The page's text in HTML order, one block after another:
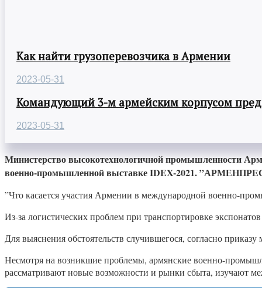
Как найти грузоперевозчика в Армении
2023-05-31
Командующий 3-м армейским корпусом
2023-05-31
Министерство высокотехнологичной промышленности
военно-промышленной выставке IDEX-2021.
”Что касается участия Армении в международной военно-
Из-за логистических проблем при транспортировке
Для выяснения обстоятельств случившегося, согласно
Несмотря на возникшие проблемы, армянские военно-
рассматривают новые возможности и рынки сбыта, изучают